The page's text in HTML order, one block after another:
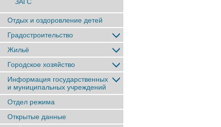
Отдых и оздоровление детей
Градостроительство
Жильё
Городское хозяйство
Информация государственных
и муниципальных учреждений
Отдел режима
Открытые данные